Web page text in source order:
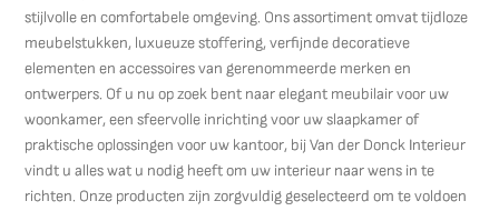
stijlvolle en comfortabele omgeving. Ons assortiment omvat tijdloze
meubelstukken, luxueuze stoffering, verfijnde decoratieve
elementen en accessoires van gerenommeerde merken en
ontwerpers. Of u nu op zoek bent naar elegant meubilair voor uw
woonkamer, een sfeervolle inrichting voor uw slaapkamer of
praktische oplossingen voor uw kantoor, bij Van der Donck Interieur
vindt u alles wat u nodig heeft om uw interieur naar wens in te
richten. Onze producten zijn zorgvuldig geselecteerd om te voldoen